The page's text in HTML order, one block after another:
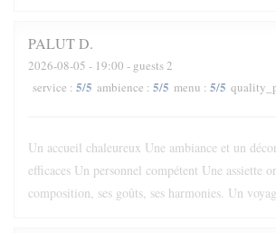
PALUTD
2026-08-05 - 19:00 - guests 2
service : 5/5 ambience : 5/5 menu : 5/5
Un accueil chaleureux Une ambiance et un
efficaces Un personnel compétent Une assiette
composition, ses goûts, ses harmonies. Un